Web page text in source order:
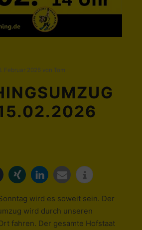
Februar 2026 von Tom
wird es soweit sein. Der
wird durch unseren
fahren. Der gesamte Hofstaat